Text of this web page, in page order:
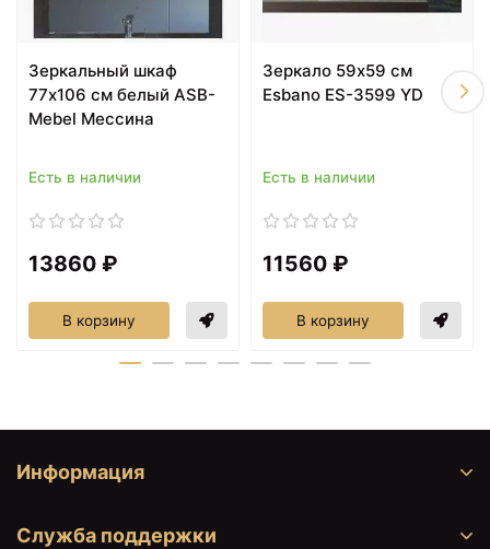
6588 ₽
Velvex Gelou 7072
6758 ₽
Velvex Gelou plGEL.45-
Зеркальный шкаф
77х106 см белый ASB-
Mebel Мессина
Есть в наличии
13860 ₽
В корзину
Зеркало 59х59 см
Esbano ES-3599 YD
Есть в наличии
11560 ₽
В корзину
Информация
Служба поддержки